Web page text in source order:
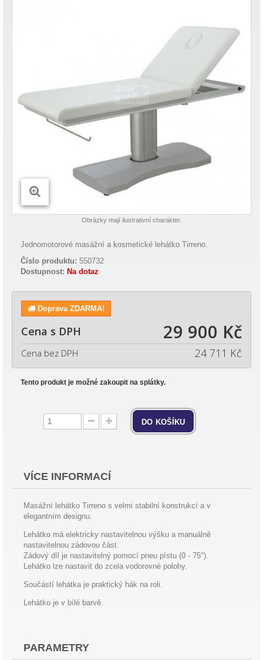
Obrázky mají ilustrativní charakter.
Jednomotorové masážní a kosmetické lehátko Tirreno.
Číslo produktu: 550732
Dostupnost: Na dotaz
Doprava ZDARMA!
Cena s DPH 29 900 Kč
Cena bez DPH 24 711 Kč
Tento produkt je možné zakoupit na splátky.
do košíku
VÍCE INFORMACÍ
Masážní lehátko Tirreno s velmi stabilní konstrukcí a v
elegantním designu.
Lehátko má elektricky nastavitelnou výšku a manuálně
nastavitelnou zádovou část.
Zádový díl je nastavitelný pomocí pneu pístu (0 - 75°).
Lehátko lze nastavit do zcela vodorovné polohy.
Součástí lehátka je praktický hák na roli.
Lehátko je v bílé barvě.
PARAMETRY